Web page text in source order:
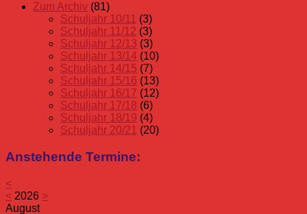
Zum Archiv (81)
Schuljahr 10/11 (3)
Schuljahr 11/12 (3)
Schuljahr 12/13 (3)
Schuljahr 13/14 (10)
Schuljahr 14/15 (7)
Schuljahr 15/16 (13)
Schuljahr 16/17 (12)
Schuljahr 17/18 (6)
Schuljahr 18/19 (4)
Schuljahr 20/21 (20)
Anstehende Termine:
<
< 2026 >
August